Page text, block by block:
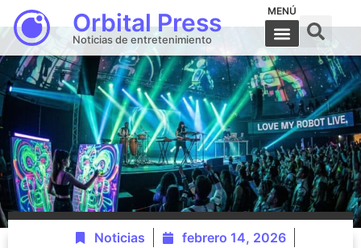
Orbital Press
Noticias de entretenimiento
MENÚ
Noticias
febrero 14, 2026